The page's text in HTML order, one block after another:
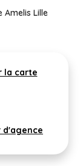
Lille
la carte
d'agence